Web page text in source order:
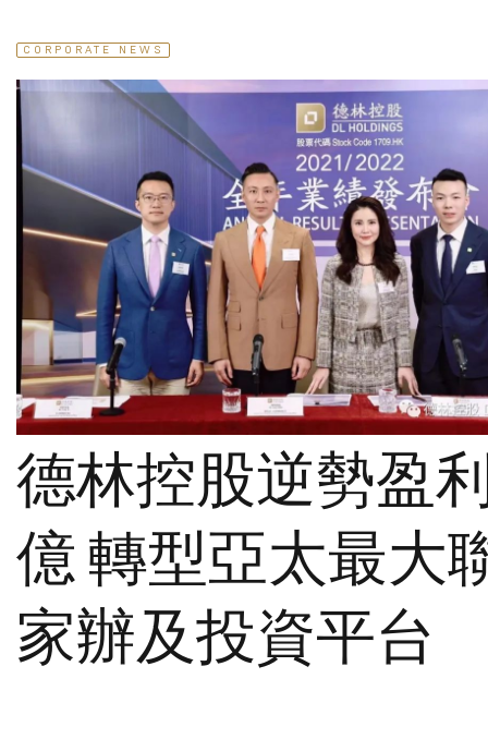
CORPORATE NEWS
德林控股逆勢盈
億 轉型亞太最大
家辦及投資平台